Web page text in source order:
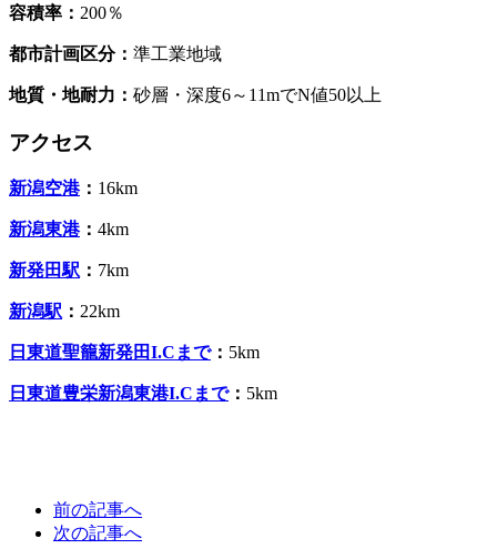
容積率： 200％
都市計画区分： 準工業地域
地質・地耐力： 砂層・深度6～11mでN値50以上
アクセス
新潟空港： 16km
新潟東港： 4km
新発田駅 ： 7km
新潟駅 ： 22km
日東道聖籠新発田I.Cまで： 5km
日東道豊栄新潟東港I.Cまで： 5km
前の記事へ
次の記事へ